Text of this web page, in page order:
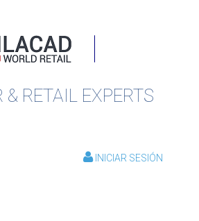
& RETAIL EXPERTS
INICIAR SESIÓN